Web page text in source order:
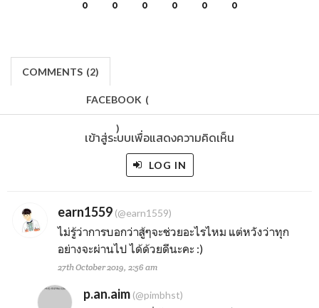
0 0 0 0 0 0
COMMENTS (2)
FACEBOOK (
)
เข้าสู่ระบบเพื่อแสดงความคิดเห็น
LOG IN
earn1559 (@earn1559)
ไม่รู้ว่าการบอกว่าสู้ๆจะช่วยอะไรไหม แต่หวังว่าทุก
อย่างจะผ่านไป ได้ด้วยดีนะคะ :)
27th October 2019, 2:56 am
p.an.aim(@pimbhst)